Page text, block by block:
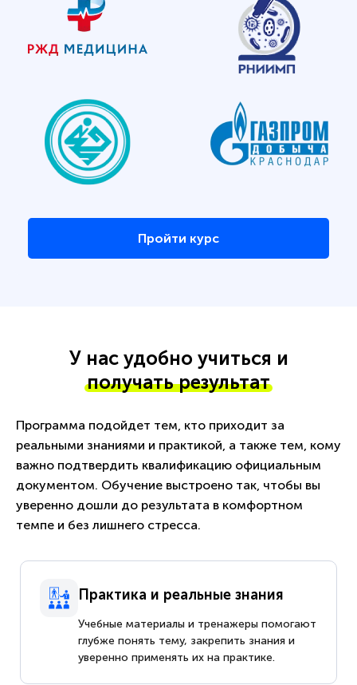
Пройти курс
У нас удобно учиться и
получать результат
Программа подойдет тем, кто приходит за
реальными знаниями и практикой, а также тем, кому
важно подтвердить квалификацию официальным
документом. Обучение выстроено так, чтобы вы
уверенно дошли до результата в комфортном
темпе и без лишнего стресса.
Практика и реальные знания
Учебные материалы и тренажеры помогают
глубже понять тему, закрепить знания и
уверенно применять их на практике.